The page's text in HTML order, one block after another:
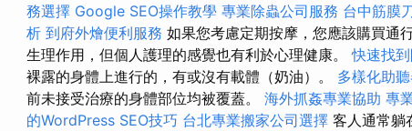
務選擇 Google SEO操作教學 專業除蟲公司服務 台中筋膜
析 到府外燴便利服務 如果您考慮定期按摩，您應該購買通
生理作用，但個人護理的感覺也有利於心理健康。快速找
裸露的身體上進行的，有或沒有載體（奶油）。 多樣化助
前未接受治療的身體部位均被覆蓋。 海外抓姦專業協助 專
的WordPress SEO技巧 台北專業搬家公司選擇 客人通常躺